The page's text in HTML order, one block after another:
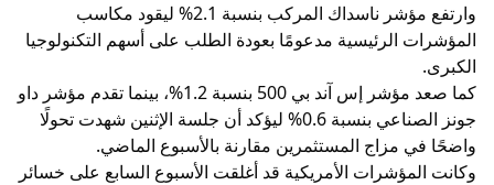
وارتفع مؤشر ناسداك المركب بنسبة 2.1% ليقود مكاسب
المؤشرات الرئيسية مدعومًا بعودة الطلب على أسهم التكنولوجيا
الكبرى.
كما صعد مؤشر إس آند بي 500 بنسبة 1.2%، بينما تقدم مؤشر داو
جونز الصناعي بنسبة 0.6% ليؤكد أن جلسة الإثنين شهدت تحولًا
واضحًا في مزاج المستثمرين مقارنة بالأسبوع الماضي.
وكانت المؤشرات الأمريكية قد أغلقت الأسبوع السابع على خسائر